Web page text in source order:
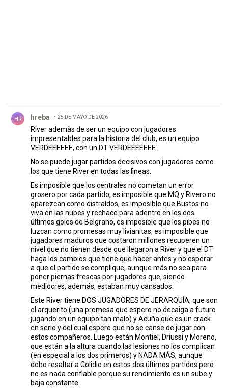
HR hreba 25 DE MAYO DE 2026
River ademàs de ser un equipo con jugadores
impresentables para la historia del club, es un equipo
VERDEEEEEE, con un DT VERDEEEEEEE.
No se puede jugar partidos decisivos con jugadores como
los que tiene River en todas las lìneas.
Es imposible que los centrales no cometan un error
grosero por cada partido, es imposible que MQ y Rivero no
aparezcan como distraídos, es imposible que Bustos no
viva en las nubes y rechace para adentro en los dos
últimos goles de Belgrano, es imposible que los pibes no
luzcan como promesas muy livianitas, es imposible que
jugadores maduros que costaron millones recuperen un
nivel que no tienen desde que llegaron a River y que el DT
haga los cambios que tiene que hacer antes y no esperar
a que el partido se complique, aunque más no sea para
poner piernas frescas por jugadores que, siendo
mediocres, además, estaban muy cansados.
Este River tiene DOS JUGADORES DE JERARQUÍA, que son
el arquerito (una promesa que espero no decaiga a futuro
jugando en un equipo tan malo) y Acuña que es un crack
en serio y del cual espero que no se canse de jugar con
estos compañeros. Luego están Montiel, Driussi y Moreno,
que están a la altura cuando las lesiones no los complican
(en especial a los dos primeros) y NADA MÁS, aunque
debo resaltar a Colidio en estos dos últimos partidos pero
no es nada confiable porque su rendimiento es un sube y
baja constante.